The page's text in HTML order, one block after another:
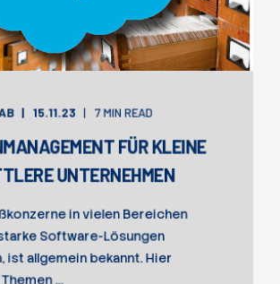
15.11.23 7 MIN READ
FÜR KLEINE
UNTERNEHMEN
in vielen Bereichen
Software-Lösungen
ist allgemein bekannt. Hier
...